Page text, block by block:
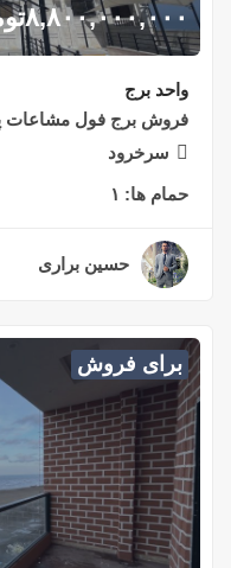
۸,۸۰۰,۰۰۰,۰۰۰
واحد برج
فروش برج فول مشاعات
سرخرود
حمام ها: ۱
حسین براری
برای فروش